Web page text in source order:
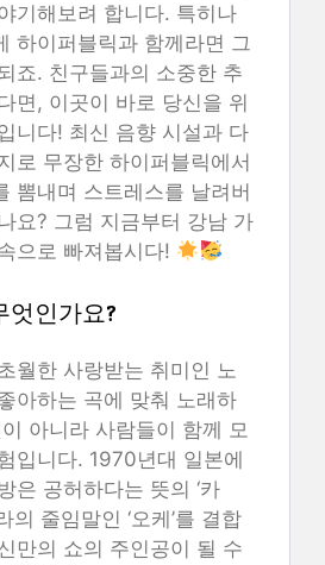
기해보려 합니다. 특히나
하이퍼블릭과 함께라면 그
죠. 친구들과의 소중한 추
면, 이곳이 바로 당신을 위
니다! 최신 음향 시설과 다
로 무장한 하이퍼블릭에서
뽐내며 스트레스를 날려버
요? 그럼 지금부터 강남 가
으로 빠져봅시다!
엇인가요?
월한 사랑받는 취미인 노
아하는 곡에 맞춰 노래하
아니라 사람들이 함께 모
입니다. 1970년대 일본에
은 공허하다는 뜻의 ‘카
의 줄임말인 ‘오케’를 결합
만의 쇼의 주인공이 될 수